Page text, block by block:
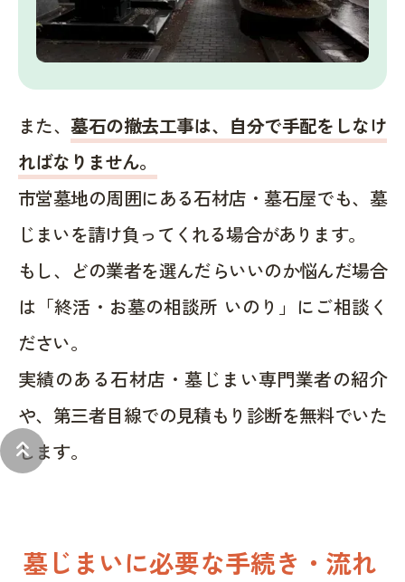
keyboard_double_arrow_up
また、墓石の撤去工事は、自分で手配をしなけ
ればなりません。
市営墓地の周囲にある石材店・墓石屋でも、墓
じまいを請け負ってくれる場合があります。
もし、どの業者を選んだらいいのか悩んだ場合
は「終活・お墓の相談所 いのり」にご相談く
ださい。
実績のある石材店・墓じまい専門業者の紹介
や、第三者目線での見積もり診断を無料でいた
します。
墓じまいに必要な手続き・流れ